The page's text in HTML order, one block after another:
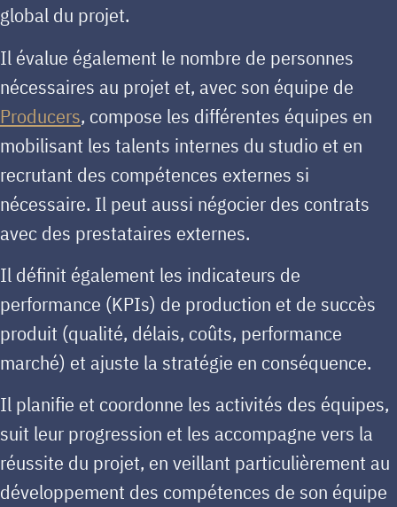
global du projet.
Il évalue également le nombre de personnes
nécessaires au projet et, avec son équipe de
Producers, compose les différentes équipes en
mobilisant les talents internes du studio et en
recrutant des compétences externes si
nécessaire. Il peut aussi négocier des contrats
avec des prestataires externes.
Il définit également les indicateurs de
performance (KPIs) de production et de succès
produit (qualité, délais, coûts, performance
marché) et ajuste la stratégie en conséquence.
Il planifie et coordonne les activités des équipes,
suit leur progression et les accompagne vers la
réussite du projet, en veillant particulièrement au
développement des compétences de son équipe